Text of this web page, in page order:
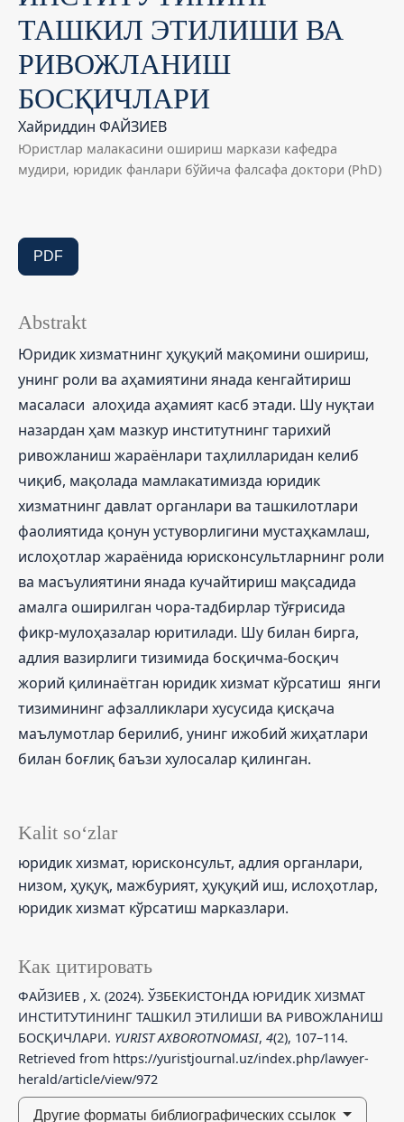
ТАШКИЛ ЭТИЛИШИ ВА
РИВОЖЛАНИШ
БОСҚИЧЛАРИ
Хайриддин ФАЙЗИЕВ
Юристлар малакасини ошириш маркази кафедра
мудири, юридик фанлари бўйича фалсафа доктори (PhD)
PDF
Kalit so‘zlar
юридик хизмат, юрисконсульт, адлия органлари,
низом, ҳуқуқ, мажбурият, ҳуқуқий иш, ислоҳотлар,
юридик хизмат кўрсатиш марказлари.
Как цитировать
ФАЙЗИЕВ , Х. (2024). ЎЗБЕКИСТОНДА ЮРИДИК ХИЗМАТ
ИНСТИТУТИНИНГ ТАШКИЛ ЭТИЛИШИ ВА РИВОЖЛАНИШ
БОСҚИЧЛАРИ. YURIST AXBOROTNOMASI, 4(2), 107–114.
Retrieved from https://yuristjournal.uz/index.php/lawyer-
herald/article/view/972
Другие форматы библиографических ссылок
Abstrakt
Юридик хизматнинг ҳуқуқий мақомини ошириш,
унинг роли ва аҳамиятини янада кенгайтириш
масаласи алоҳида аҳамият касб этади. Шу нуқтаи
назардан ҳам мазкур институтнинг тарихий
ривожланиш жараёнлари таҳлилларидан келиб
чиқиб, мақолада мамлакатимизда юридик
хизматнинг давлат органлари ва ташкилотлари
фаолиятида қонун устуворлигини мустаҳкамлаш,
ислоҳотлар жараёнида юрисконсультларнинг роли
ва масъулиятини янада кучайтириш мақсадида
амалга оширилган чора-тадбирлар тўғрисида
фикр-мулоҳазалар юритилади. Шу билан бирга,
адлия вазирлиги тизимида босқичма-босқич
жорий қилинаётган юридик хизмат кўрсатиш янги
тизимининг афзалликлари хусусида қисқача
маълумотлар берилиб, унинг ижобий жиҳатлари
билан боғлиқ баъзи хулосалар қилинган.